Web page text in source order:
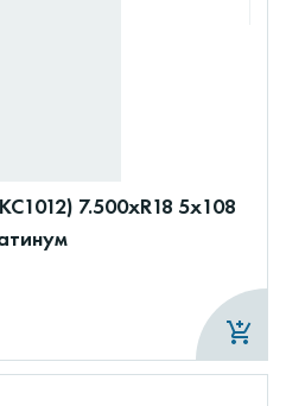
7.500xR18 5x108